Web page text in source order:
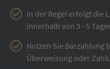
In der Regel erfolgt die
innerhalb von 3 - 5
Nutzen Sie Barzahlung
Überweisung oder